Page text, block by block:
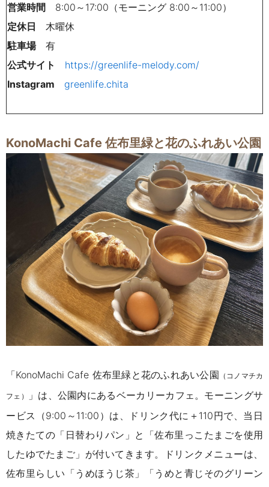
営業時間 8:00～17:00（モーニング 8:00～11:00）
定休日 木曜休
駐車場有
公式サイト
https://greenlife-melody.com/
Instagram greenlife.chita
KonoMachi Cafe 佐布里緑と花のふれあい公園
「KonoMachi Cafe 佐布里緑と花のふれあい公園 （コノマチカ
フェ）
」は、公園内にあるベーカリーカフェ。モーニングサ
ービス（9:00～11:00）は、ドリンク代に＋110円で、当日
焼きたての「日替わりパン」と「佐布里っこたまごを使用
したゆでたまご」が付いてきます。ドリンクメニューは、
佐布里らしい「うめほうじ茶」「うめと青じそのグリーン